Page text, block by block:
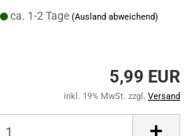
ca. 1-2 Tage(Ausland abweichend)
5,99 EUR
inkl. 19% MwSt. zzgl. Versand